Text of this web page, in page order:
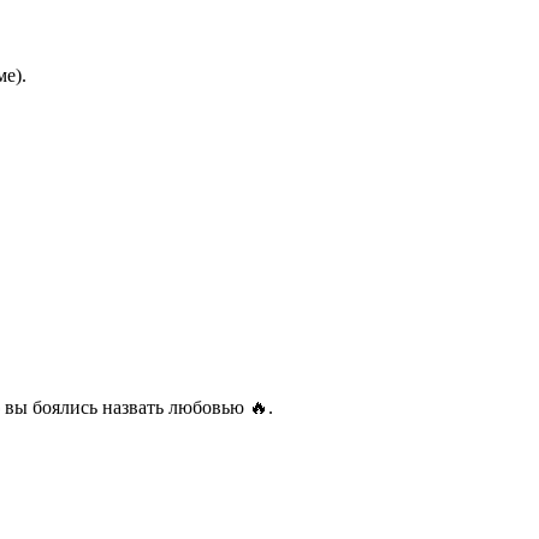
вы боялись назвать любовью 🔥.